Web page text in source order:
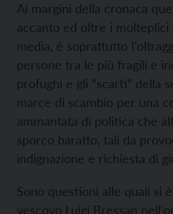
Ai margini della cronaca
accanto ed oltre i
media, è soprattutto
persone tra le più fragili e
profughi e gli “scarti” della
marce di scambio per una
ammantata di politica che
sporco baratto, tali da
indignazione e richiesta di
Sono questioni alle quali si
vescovo Luigi Bressan